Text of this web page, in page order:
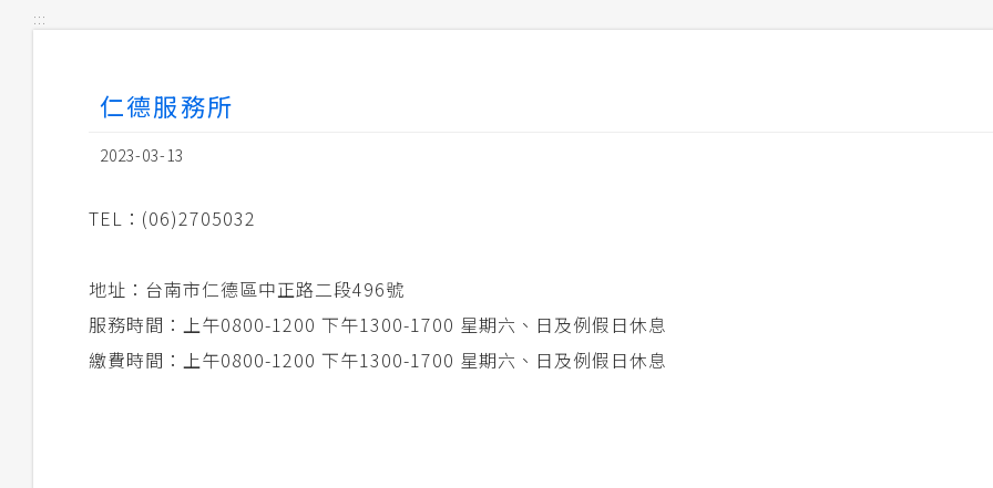
:::
仁德服務所
2023-03-13
TEL：(06)2705032
地址：台南市仁德區中正路二段496號
服務時間：上午0800-1200 下午1300-1700 星期六、日及例假日休息
繳費時間：上午0800-1200 下午1300-1700 星期六、日及例假日休息